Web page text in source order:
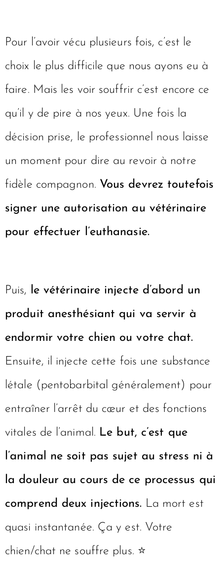
Pour l’avoir vécu plusieurs fois, c’est le
choix le plus difficile que nous ayons eu à
faire. Mais les voir souffrir c’est encore ce
qu’il y de pire à nos yeux. Une fois la
décision prise, le professionnel nous laisse
un moment pour dire au revoir à notre
fidèle compagnon. Vous devrez toutefois
signer une autorisation au vétérinaire
pour effectuer l’euthanasie.
Puis, le vétérinaire injecte d’abord un
produit anesthésiant qui va servir à
endormir votre chien ou votre chat.
Ensuite, il injecte cette fois une substance
létale (pentobarbital généralement) pour
entraîner l’arrêt du cœur et des fonctions
vitales de l’animal. Le but, c’est que
l’animal ne soit pas sujet au stress ni à
la douleur au cours de ce processus qui
comprend deux injections. La mort est
quasi instantanée. Ça y est. Votre
chien/chat ne souffre plus. ⭐️